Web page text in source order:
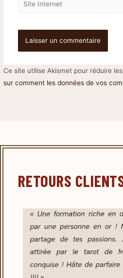
Ce site utilise Akismet pour réduire
sur comment les données de vos
RETOURS